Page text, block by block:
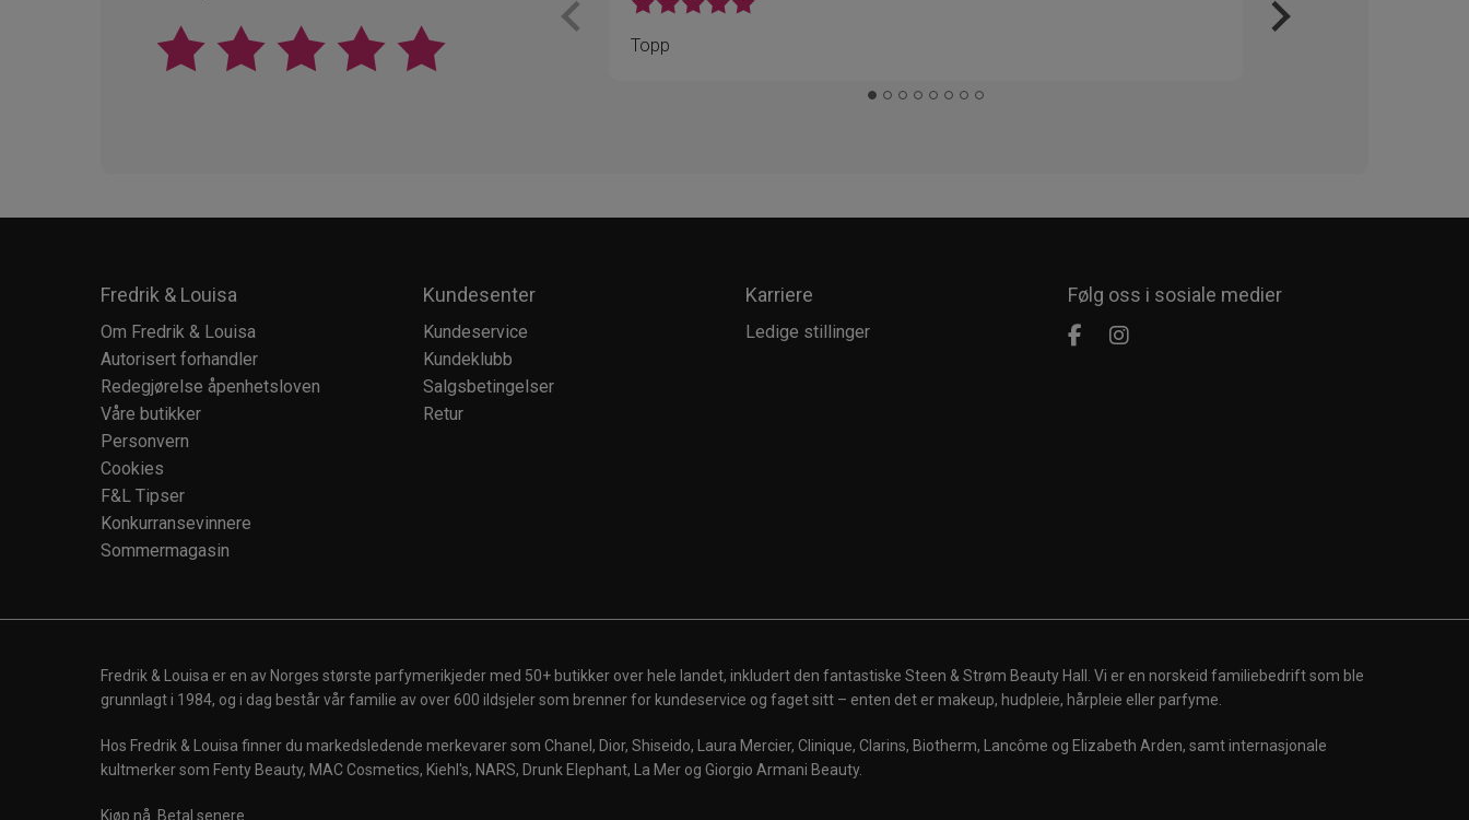
Topp
Fredrik & Louisa
Om Fredrik & Louisa
Autorisert forhandler
Redegjørelse åpenhetsloven
Våre butikker
Personvern
Cookies
F&L Tipser
Konkurransevinnere
Sommermagasin
Kundesenter
Kundeservice
Kundeklubb
Salgsbetingelser
Retur
Karriere
Ledige stillinger
Følg oss i sosiale medier
Fredrik & Louisa er en av Norges største parfymerikjeder med 50+ butikker over hele landet, inkludert den fantastiske Steen & Strøm Beauty Hall. Vi er en norskeid familiebedrift som ble
grunnlagt i 1984, og i dag består vår familie av over 600 ildsjeler som brenner for kundeservice og faget sitt – enten det er makeup, hudpleie, hårpleie eller parfyme.
Hos Fredrik & Louisa finner du markedsledende merkevarer som Chanel, Dior, Shiseido, Laura Mercier, Clinique, Clarins, Biotherm, Lancôme og Elizabeth Arden, samt internasjonale
kultmerker som Fenty Beauty, MAC Cosmetics, Kiehl's, NARS, Drunk Elephant, La Mer og Giorgio Armani Beauty.
Kjøp nå. Betal senere.